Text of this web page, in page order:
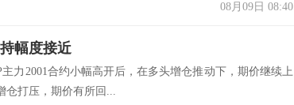
08月09日 08:40
幅度接近
2001合约小幅高开后，在多头增仓推动下，期价继续上
仓打压，期价有所回...